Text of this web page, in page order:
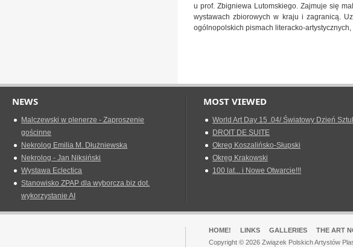
u prof. Zbigniewa Lutomskiego. Zajmuje się
wystawach zbiorowych w kraju i zagranicą.
ogólnopolskich pismach literacko-
NEWS
Malczewski w plenerze - Zaproszenie
gościnne
Nekrolog Emilia M. Dłużniewska
Nekrolog - Jan Niksiński
Wystawa Eclectica
Stanowisko ZPAP dla wyborcza.biz dot.
wykorzystanie AI
MOST VIEWED
World Art Day 15 .04/ Światowy Dzień
DROIT DE SUITE
Okreg Koszalińsko-Słupski
Okręg Krakowski
100 lat... i Nowe Otwarcie!!!
HOME! LINKS GALLERIES
THE ART
Copyright © 2026 Związek Polskich Artystów